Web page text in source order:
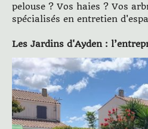
pelouse ? Vos haies ? Vos
spécialisés en entretien
Les Jardins d'Ayden :